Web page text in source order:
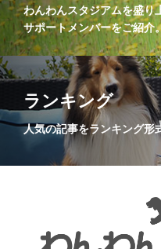
わんわんスタジアムを盛り
サポートメンバーをご紹介
ランキング
人気の記事をランキング形